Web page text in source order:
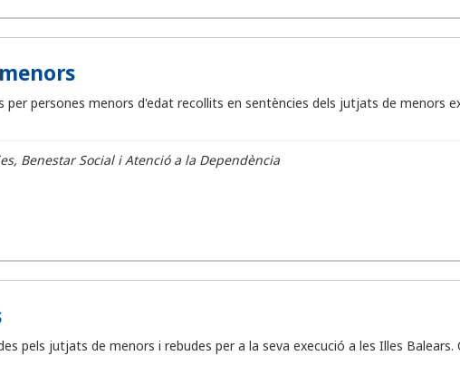
persones menors d'edat recollits en sentències dels jutjats de menors
Benestar Social i Atenció a la Dependència
pels jutjats de menors i rebudes per a la seva execució a les Illes Balears.